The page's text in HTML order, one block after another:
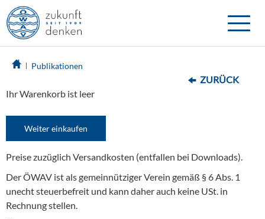
Toggle
Publikationen
ZURÜCK
Ihr Warenkorb ist leer
Weiter einkaufen
Preise zuzüglich Versandkosten (entfallen bei Downloads).
Der ÖWAV ist als gemeinnütziger Verein gemäß § 6 Abs. 1
unecht steuerbefreit und kann daher auch keine USt. in
Rechnung stellen.